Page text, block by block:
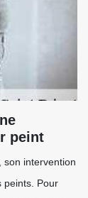
peint
son intervention
peints. Pour